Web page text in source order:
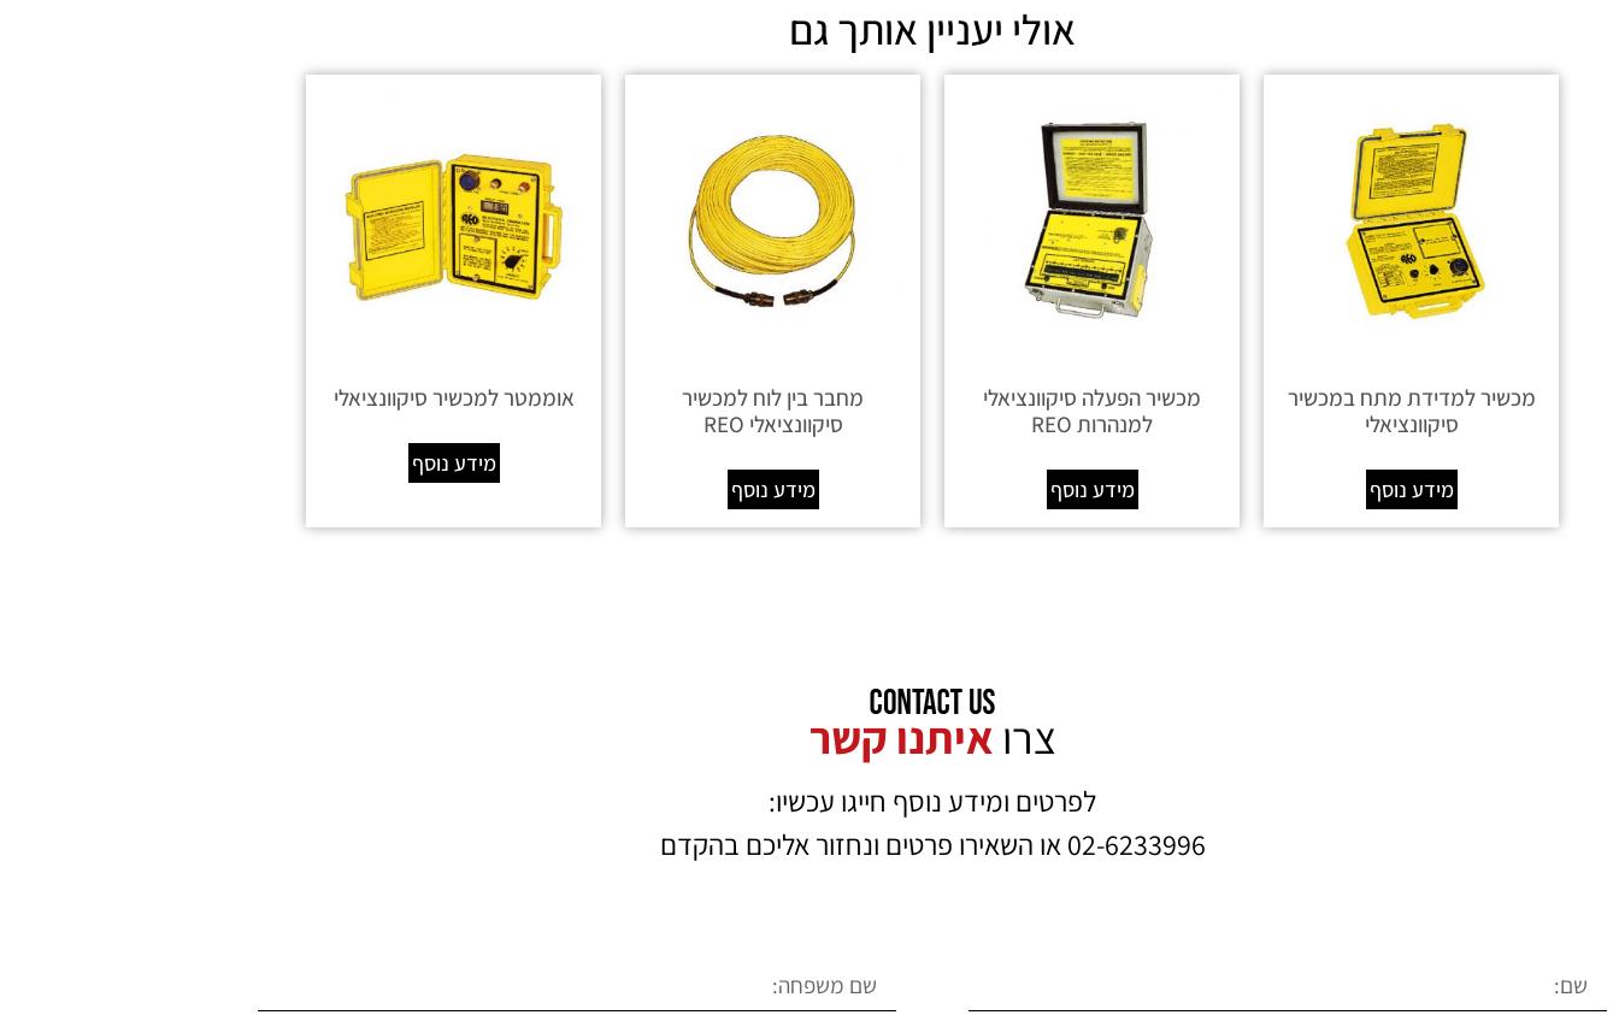
אולי יעניין אותך גם
מכשיר למדידת מתח במכשיר
סיקוונציאלי
מידע נוסף
מכשיר הפעלה סיקוונציאלי
למנהרות REO
מידע נוסף
מחבר בין לוח למכשיר
סיקוונציאלי REO
מידע נוסף
אוממטר למכשיר סיקוונציאלי
מידע נוסף
צרו איתנו קשר
לפרטים ומידע נוסף חייגו עכשיו:
02-6233996 או השאירו פרטים ונחזור אליכם בהקדם